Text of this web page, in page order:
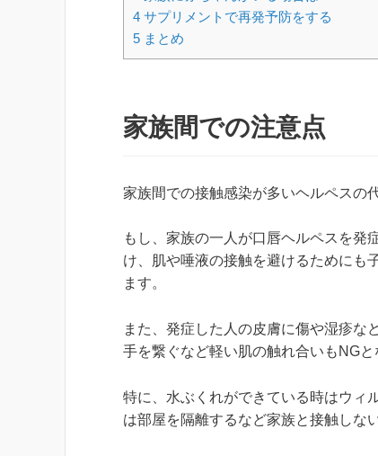
4 サプリメントで再発予防をする
5 まとめ
家族間での注意点
家族間での接触感染が多いヘルペスの
もし、家族の一人が口唇ヘルペスを発
け、肌や唾液の接触を避けるためにも
ます。
また、発症した人の皮膚に傷や湿疹な
手を繋ぐなど軽い肌の触れ合いもNGと
特に、水ぶくれができている時はウィ
は部屋を隔離するなど家族と接触しな